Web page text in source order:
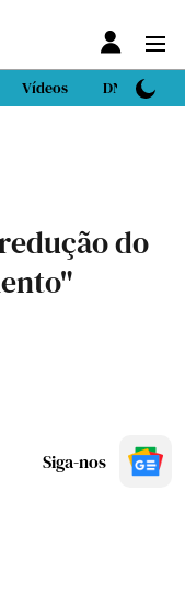
Vídeos DN Sport
do
Siga-nos